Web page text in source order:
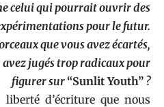
celui qui pourrait ouvrir des
pour le futur.
que vous avez écartés,
jugés trop radicaux pour
figurer sur“Sunlit Youth” ?
d’écriture que nous